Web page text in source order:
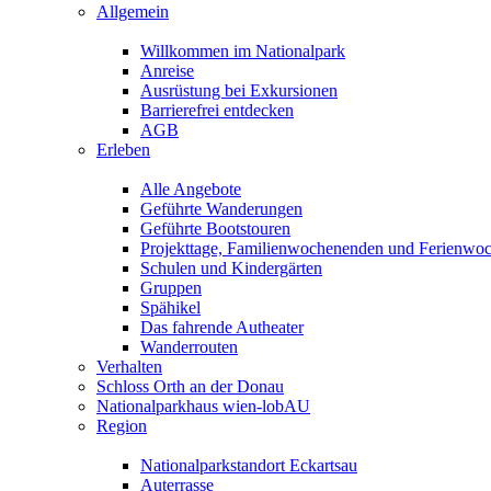
Allgemein
Willkommen im Nationalpark
Anreise
Ausrüstung bei Exkursionen
Barrierefrei entdecken
AGB
Erleben
Alle Angebote
Geführte Wanderungen
Geführte Bootstouren
Projekttage, Familienwochenenden und
Schulen und Kindergärten
Gruppen
Spähikel
Das fahrende Autheater
Wanderrouten
Verhalten
Schloss Orth an der Donau
Nationalparkhaus wien-lobAU
Region
Nationalparkstandort Eckartsau
Auterrasse